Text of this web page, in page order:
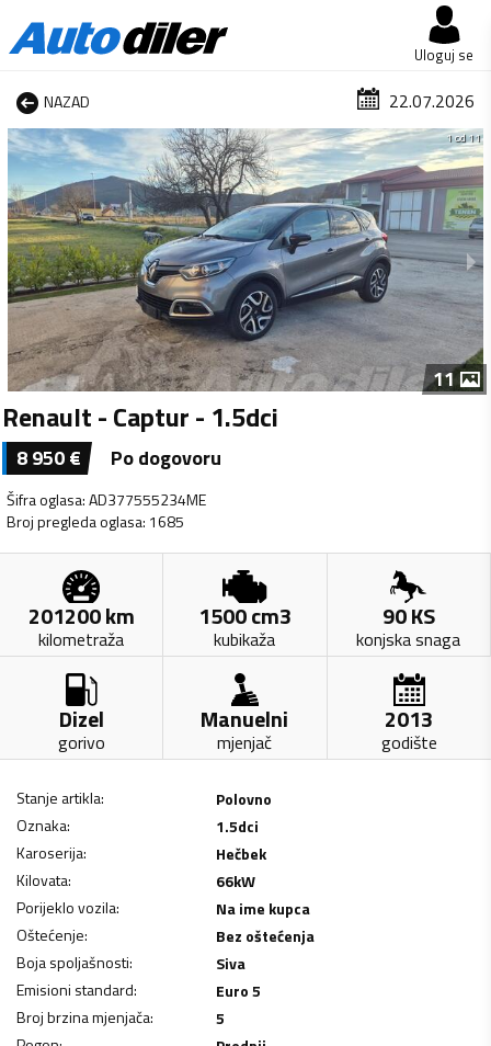
Uloguj se
NAZAD 22.07.2026
1 od 11
11
Renault - Captur - 1.5dci
8 950€ Po dogovoru
Šifra oglasa:AD377555234ME
Broj pregleda oglasa: 1685
201200km
kilometraža
1500cm3
kubikaža
90KS
konjska snaga
Dizel
gorivo
Manuelni
mjenjač
2013
godište
Stanje artikla:
Polovno
Oznaka:
1.5dci
Karoserija:
Hečbek
Kilovata: 66kW
Porijeklo vozila:
Na ime kupca
Oštećenje:
Bez oštećenja
Boja spoljašnosti:
Siva
Emisioni standard:
Euro 5
Broj brzina mjenjača:
5